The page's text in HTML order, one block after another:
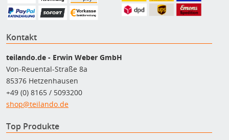
Kontakt
teilando.de - Erwin Weber GmbH
Von-Reuental-Straße 8a
85376 Hetzenhausen
+49 (0) 8165 / 5093200
shop@teilando.de
Top Produkte